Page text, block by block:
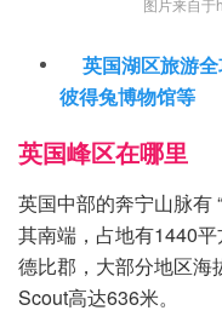
图片来自于
英国湖区旅游
彼得兔博物馆等
英国峰区在哪里
英国中部的奔宁山脉有
其南端，占地有1440
德比郡，大部分地区
Scout高达636米。